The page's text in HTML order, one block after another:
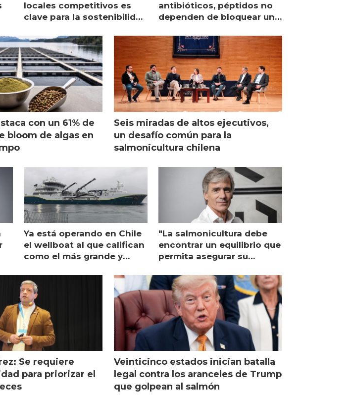
locales competitivos es
clave para la sostenibilidad
antibióticos, péptidos no
dependen de bloquear una
con un 61% de
bloom de algas en
Seis miradas de altos ejecutivos,
un desafío común para la
salmonicultura chilena
Ya está operando en Chile
el wellboat al que califican
como el más grande y
"La salmonicultura debe
encontrar un equilibrio que
permita asegurar su
Se requiere
para priorizar el
Veinticinco estados inician batalla
legal contra los aranceles de Trump
que golpean al salmón